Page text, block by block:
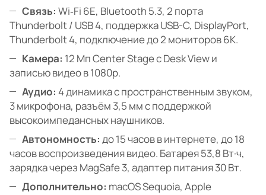
Связь: Wi‑Fi 6E, Bluetooth 5.3, 2 порта
Thunderbolt / USB 4, поддержка USB-C, DisplayPort,
Thunderbolt 4, подключение до 2 мониторов 6K.
Камера: 12 Мп Center Stage с Desk View и
записью видео в 1080p.
Аудио: 4 динамика с пространственным звуком,
3 микрофона, разъём 3,5 мм с поддержкой
высокоимпедансных наушников.
Автономность: до 15 часов в интернете, до 18
часов воспроизведения видео. Батарея 53,8 Вт·ч,
зарядка через MagSafe 3, адаптер питания 30 Вт.
Дополнительно: macOS Sequoia, Apple